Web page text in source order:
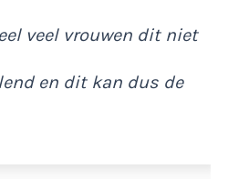
veel vrouwen dit niet
en dit kan dus de